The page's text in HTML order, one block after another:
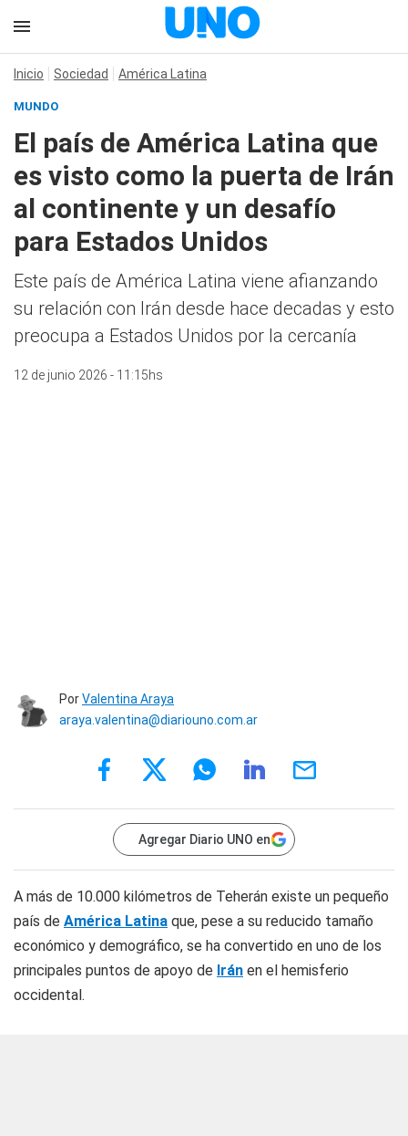
Inicio Sociedad América Latina
MUNDO
El país de América Latina que
es visto como la puerta de Irán
al continente y un desafío
para Estados Unidos
Este país de América Latina viene afianzando
su relación con Irán desde hace decadas y esto
preocupa a Estados Unidos por la cercanía
12 de junio 2026 - 11:15hs
PorValentina Araya
araya.valentina@diariouno.com.ar
Agregar Diario UNO en
A más de 10.000 kilómetros de Teherán existe un pequeño
país de América Latina que, pese a su reducido tamaño
económico y demográfico, se ha convertido en uno de los
principales puntos de apoyo de Irán en el hemisferio
occidental.